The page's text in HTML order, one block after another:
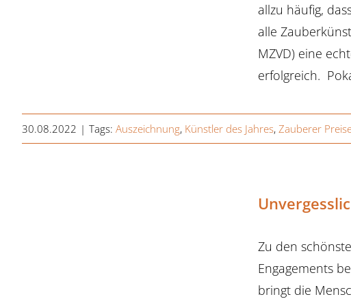
allzu häufig,
alle
MZVD) eine
erfolgreich.
30.08.2022 | Tags: Auszeichnung, Künstler des Jahres, Zauberer
Zu den
Engagements
bringt die